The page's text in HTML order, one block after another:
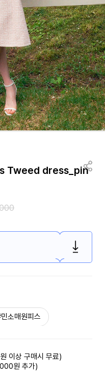
Tweed dress_pin
소매원피스
이상 구매시 무료)
원 추가)